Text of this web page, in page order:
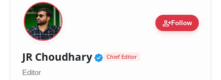
person_addFollow
JR Choudhary Verified Public Figure
Chief Editor
Editor